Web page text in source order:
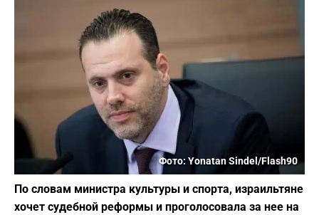
Фото: Yonatan Sindel/Flash90
По словам министра культуры и спорта, израильтяне
хочет судебной реформы и проголосовала за нее на